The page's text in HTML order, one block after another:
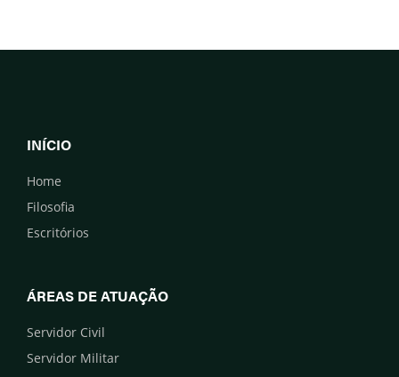
INÍCIO
Home
Filosofia
Escritórios
ÁREAS DE ATUAÇÃO
Servidor Civil
Servidor Militar